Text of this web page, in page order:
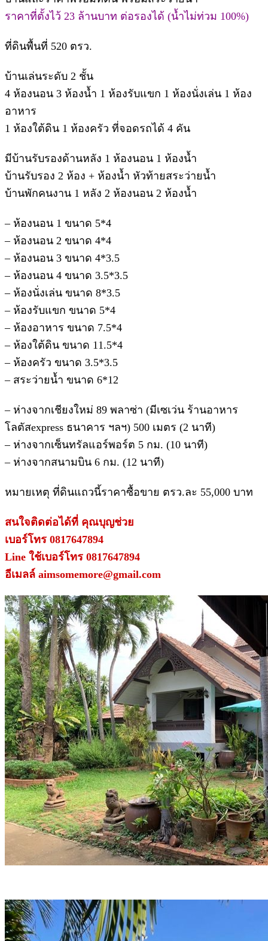
ราคาที่ตั้งไว้ 23 ล้านบาท ต่อรองได้ (น้ำไม่ท่วม 100%)
ที่ดินพื้นที่ 520 ตรว.
บ้านเล่นระดับ 2 ชั้น
4 ห้องนอน 3 ห้องน้ำ 1 ห้องรับแขก 1 ห้องนั่งเล่น 1 ห้อง
อาหาร
1 ห้องใต้ดิน 1 ห้องครัว ที่จอดรถได้ 4 คัน
มีบ้านรับรองด้านหลัง 1 ห้องนอน 1 ห้องน้ำ
บ้านรับรอง 2 ห้อง + ห้องน้ำ หัวท้ายสระว่ายน้ำ
บ้านพักคนงาน 1 หลัง 2 ห้องนอน 2 ห้องน้ำ
– ห้องนอน 1 ขนาด 5*4
– ห้องนอน 2 ขนาด 4*4
– ห้องนอน 3 ขนาด 4*3.5
– ห้องนอน 4 ขนาด 3.5*3.5
– ห้องนั่งเล่น ขนาด 8*3.5
– ห้องรับแขก ขนาด 5*4
– ห้องอาหาร ขนาด 7.5*4
– ห้องใต้ดิน ขนาด 11.5*4
– ห้องครัว ขนาด 3.5*3.5
– สระว่ายน้ำ ขนาด 6*12
– ห่างจากเชียงใหม่ 89 พลาซ่า (มีเซเว่น ร้านอาหาร
โลตัสexpress ธนาคาร ฯลฯ) 500 เมตร (2 นาที)
– ห่างจากเซ็นทรัลแอร์พอร์ต 5 กม. (10 นาที)
– ห่างจากสนามบิน 6 กม. (12 นาที)
หมายเหตุ ที่ดินแถวนี้ราคาซื้อขาย ตรว.ละ 55,000 บาท
สนใจติดต่อได้ที่ คุณบุญช่วย
เบอร์โทร 0817647894
Line ใช้เบอร์โทร 0817647894
อีเมลล์ aimsomemore@gmail.com